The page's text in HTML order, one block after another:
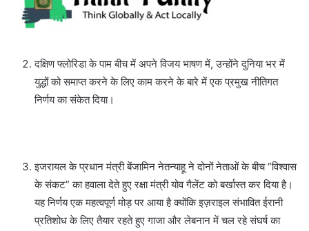
दक्षिण फ्लोरिडा के पाम बीच में अपने विजय भाषण में, उन्होंने दुनिया भर में
युद्धों को समाप्त करने के लिए काम करने के बारे में एक प्रमुख नीतिगत
निर्णय का संकेत दिया।
इजरायल के प्रधान मंत्री बेंजामिन नेतन्याहू ने दोनों नेताओं के बीच “विश्वास
के संकट” का हवाला देते हुए रक्षा मंत्री योव गैलेंट को बर्खास्त कर दिया है।
यह निर्णय एक महत्वपूर्ण मोड़ पर आया है क्योंकि इज़राइल संभावित ईरानी
प्रतिशोध के लिए तैयार रहते हुए गाजा और लेबनान में चल रहे संघर्ष का